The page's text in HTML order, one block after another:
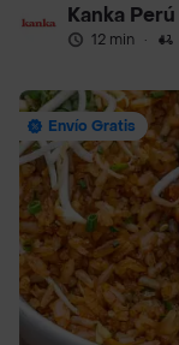
Kanka Perú
12 min ·
Envío Gratis